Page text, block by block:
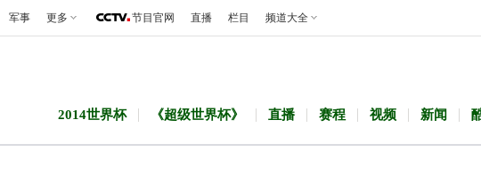
军事 更多 节目官网 直播 栏目 频道大全
2014世界杯 《超级世界杯》 直播 赛程 视频 新闻